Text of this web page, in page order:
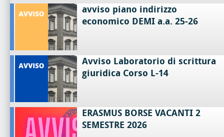
avviso piano indirizzo
economico DEMI a.a. 25-26
Avviso Laboratorio di scrittura
giuridica Corso L-14
ERASMUS BORSE VACANTI 2
SEMESTRE 2026